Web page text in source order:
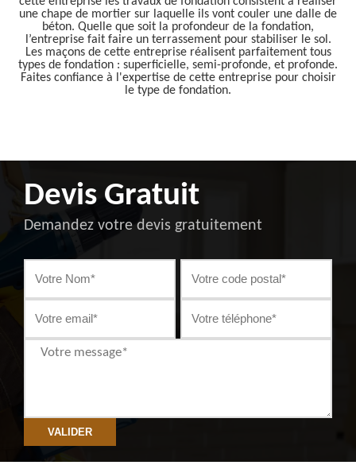
une chape de mortier sur laquelle ils vont couler une dalle de
béton. Quelle que soit la profondeur de la fondation,
l’entreprise fait faire un terrassement pour stabiliser le sol.
Les maçons de cette entreprise réalisent parfaitement tous
types de fondation : superficielle, semi-profonde, et profonde.
Faites confiance à l'expertise de cette entreprise pour choisir
le type de fondation.
Devis Gratuit
Demandez votre devis gratuitement